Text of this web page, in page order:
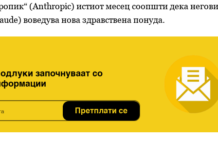
(Anthropic) истиот месец соопшти дека
воведува нова здравствена понуда.
започнуваат со
Претплати се